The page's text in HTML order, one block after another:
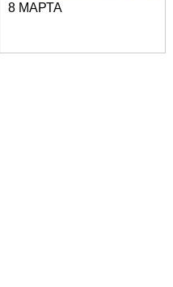
8 МАРТА